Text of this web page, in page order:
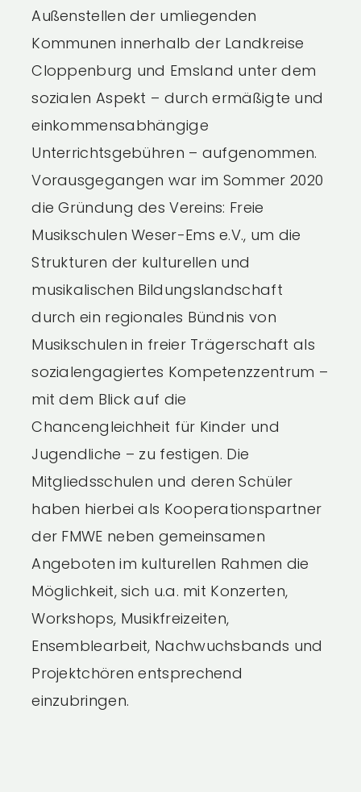
Außenstellen der umliegenden
Kommunen innerhalb der Landkreise
Cloppenburg und Emsland unter dem
sozialen Aspekt – durch ermäßigte und
einkommensabhängige
Unterrichtsgebühren – aufgenommen.
Vorausgegangen war im Sommer 2020
die Gründung des Vereins: Freie
Musikschulen Weser-Ems e.V., um die
Strukturen der kulturellen und
musikalischen Bildungslandschaft
durch ein regionales Bündnis von
Musikschulen in freier Trägerschaft als
sozialengagiertes Kompetenzzentrum –
mit dem Blick auf die
Chancengleichheit für Kinder und
Jugendliche – zu festigen. Die
Mitgliedsschulen und deren Schüler
haben hierbei als Kooperationspartner
der FMWE neben gemeinsamen
Angeboten im kulturellen Rahmen die
Möglichkeit, sich u.a. mit Konzerten,
Workshops, Musikfreizeiten,
Ensemblearbeit, Nachwuchsbands und
Projektchören entsprechend
einzubringen.